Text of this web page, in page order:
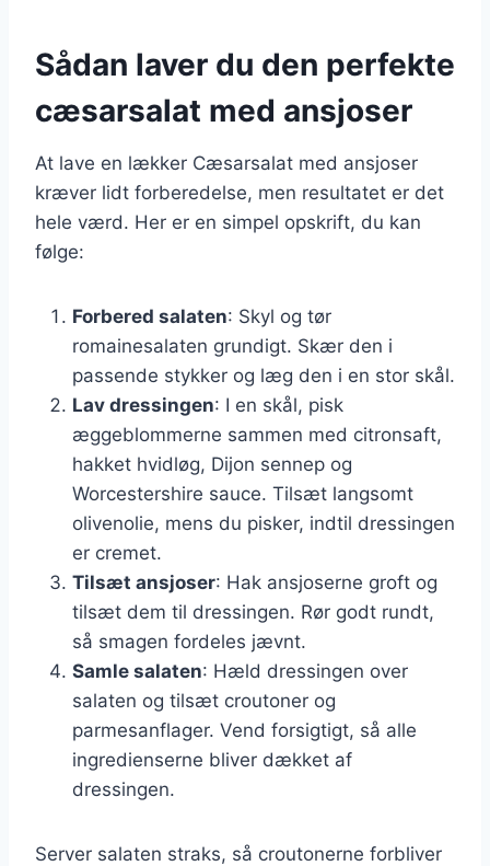
Sådan laver du den perfekte
cæsarsalat med ansjoser
At lave en lækker Cæsarsalat med ansjoser
kræver lidt forberedelse, men resultatet er det
hele værd. Her er en simpel opskrift, du kan
følge:
Forbered salaten: Skyl og tør
romainesalaten grundigt. Skær den i
passende stykker og læg den i en stor skål.
Lav dressingen: I en skål, pisk
æggeblommerne sammen med citronsaft,
hakket hvidløg, Dijon sennep og
Worcestershire sauce. Tilsæt langsomt
olivenolie, mens du pisker, indtil dressingen
er cremet.
Tilsæt ansjoser: Hak ansjoserne groft og
tilsæt dem til dressingen. Rør godt rundt,
så smagen fordeles jævnt.
Samle salaten: Hæld dressingen over
salaten og tilsæt croutoner og
parmesanflager. Vend forsigtigt, så alle
ingredienserne bliver dækket af
dressingen.
Server salaten straks, så croutonerne forbliver